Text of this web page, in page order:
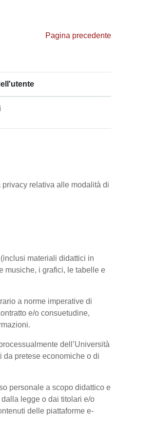
Pagina precedente
relativa alle modalità di
materiali didattici in
musiche, i grafici, le tabelle e
a norme imperative di
e/o consuetudine,
dell’Università
pretese economiche o di
personale a scopo didattico e
legge o dai titolari e/o
delle piattaforme e-